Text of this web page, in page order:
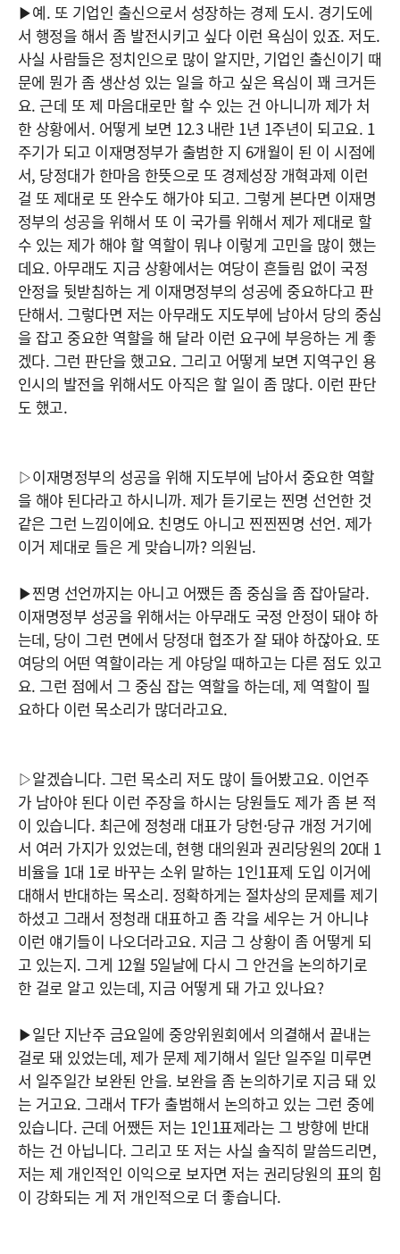
▶예. 또 기업인 출신으로서 성장하는 경제 도시. 경기도에
서 행정을 해서 좀 발전시키고 싶다 이런 욕심이 있죠. 저도.
사실 사람들은 정치인으로 많이 알지만, 기업인 출신이기 때
문에 뭔가 좀 생산성 있는 일을 하고 싶은 욕심이 꽤 크거든
요. 근데 또 제 마음대로만 할 수 있는 건 아니니까 제가 처
한 상황에서. 어떻게 보면 12.3 내란 1년 1주년이 되고요. 1
주기가 되고 이재명정부가 출범한 지 6개월이 된 이 시점에
서, 당정대가 한마음 한뜻으로 또 경제성장 개혁과제 이런
걸 또 제대로 또 완수도 해가야 되고. 그렇게 본다면 이재명
정부의 성공을 위해서 또 이 국가를 위해서 제가 제대로 할
수 있는 제가 해야 할 역할이 뭐냐 이렇게 고민을 많이 했는
데요. 아무래도 지금 상황에서는 여당이 흔들림 없이 국정
안정을 뒷받침하는 게 이재명정부의 성공에 중요하다고 판
단해서. 그렇다면 저는 아무래도 지도부에 남아서 당의 중심
을 잡고 중요한 역할을 해 달라 이런 요구에 부응하는 게 좋
겠다. 그런 판단을 했고요. 그리고 어떻게 보면 지역구인 용
인시의 발전을 위해서도 아직은 할 일이 좀 많다. 이런 판단
도 했고.
▷이재명정부의 성공을 위해 지도부에 남아서 중요한 역할
을 해야 된다라고 하시니까. 제가 듣기로는 찐명 선언한 것
같은 그런 느낌이에요. 친명도 아니고 찐찐찐명 선언. 제가
이거 제대로 들은 게 맞습니까? 의원님.
▶찐명 선언까지는 아니고 어쨌든 좀 중심을 좀 잡아달라.
이재명정부 성공을 위해서는 아무래도 국정 안정이 돼야 하
는데, 당이 그런 면에서 당정대 협조가 잘 돼야 하잖아요. 또
여당의 어떤 역할이라는 게 야당일 때하고는 다른 점도 있고
요. 그런 점에서 그 중심 잡는 역할을 하는데, 제 역할이 필
요하다 이런 목소리가 많더라고요.
▷알겠습니다. 그런 목소리 저도 많이 들어봤고요. 이언주
가 남아야 된다 이런 주장을 하시는 당원들도 제가 좀 본 적
이 있습니다. 최근에 정청래 대표가 당헌·당규 개정 거기에
서 여러 가지가 있었는데, 현행 대의원과 권리당원의 20대 1
비율을 1대 1로 바꾸는 소위 말하는 1인1표제 도입 이거에
대해서 반대하는 목소리. 정확하게는 절차상의 문제를 제기
하셨고 그래서 정청래 대표하고 좀 각을 세우는 거 아니냐
이런 얘기들이 나오더라고요. 지금 그 상황이 좀 어떻게 되
고 있는지. 그게 12월 5일날에 다시 그 안건을 논의하기로
한 걸로 알고 있는데, 지금 어떻게 돼 가고 있나요?
▶일단 지난주 금요일에 중앙위원회에서 의결해서 끝내는
걸로 돼 있었는데, 제가 문제 제기해서 일단 일주일 미루면
서 일주일간 보완된 안을. 보완을 좀 논의하기로 지금 돼 있
는 거고요. 그래서 TF가 출범해서 논의하고 있는 그런 중에
있습니다. 근데 어쨌든 저는 1인1표제라는 그 방향에 반대
하는 건 아닙니다. 그리고 또 저는 사실 솔직히 말씀드리면,
저는 제 개인적인 이익으로 보자면 저는 권리당원의 표의 힘
이 강화되는 게 저 개인적으로 더 좋습니다.